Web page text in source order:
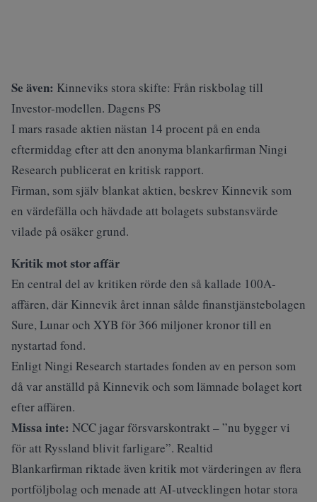
Se även: Kinneviks stora skifte: Från riskbolag till
Investor-modellen. Dagens PS
I mars rasade aktien nästan 14 procent på en enda
eftermiddag efter att den anonyma blankarfirman Ningi
Research publicerat en kritisk rapport.
Firman, som själv blankat aktien, beskrev Kinnevik som
en värdefälla och hävdade att bolagets substansvärde
vilade på osäker grund.
Kritik mot stor affär
En central del av kritiken rörde den så kallade 100A-
affären, där Kinnevik året innan sålde finanstjänstebolagen
Sure, Lunar och XYB för 366 miljoner kronor till en
nystartad fond.
Enligt Ningi Research startades fonden av en person som
då var anställd på Kinnevik och som lämnade bolaget kort
efter affären.
Missa inte: NCC jagar försvarskontrakt – ”nu bygger vi
för att Ryssland blivit farligare”. Realtid
Blankarfirman riktade även kritik mot värderingen av flera
portföljbolag och menade att AI-utvecklingen hotar stora